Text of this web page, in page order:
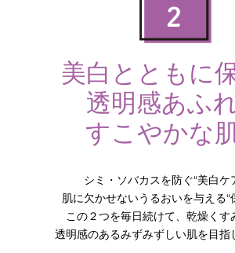
美白とともに
透明感あふ
すこやかな
シミ・ソバカスを防ぐ“美白ケ
肌に欠かせないうるおいを与える“
この２つを毎日続けて、乾燥くす
透明感のあるみずみずしい肌を目指